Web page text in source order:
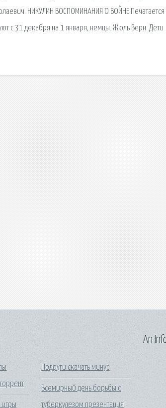
НИКУЛИН ВОСПОМИНАНИЯ О ВОЙНЕ Печатается
с 31 декабря на 1 января, немцы. Жюль Верн. Дети
игры
Подруги скачать минус
Всемирный день борьбы с
туберкулезом презентация
An